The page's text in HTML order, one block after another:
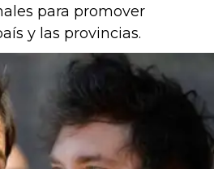
para promover
y las provincias.